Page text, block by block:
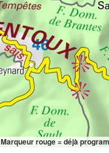
Marqueur rouge = déjà